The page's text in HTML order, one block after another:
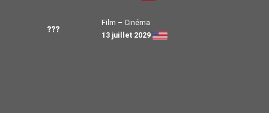
???
Film – Cinéma
13 juillet 2029